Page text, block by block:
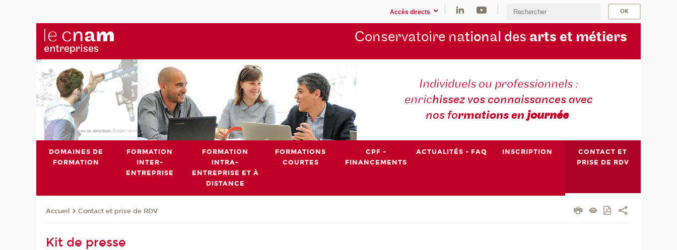
Accès directs
Conservatoire national des arts et métiers
Individuels ou professionnels :
enrichissez vos connaissances avec
nos formations enjournée
DOMAINES DE
FORMATION
FORMATION
INTER-
ENTREPRISE
FORMATION
INTRA-
ENTREPRISE ET À
DISTANCE
FORMATIONS
COURTES
CPF -
FINANCEMENTS
ACTUALITÉS - FAQ INSCRIPTION
CONTACT ET
PRISE DE RDV
Accueil Contact et prise de RDV
Kit de presse